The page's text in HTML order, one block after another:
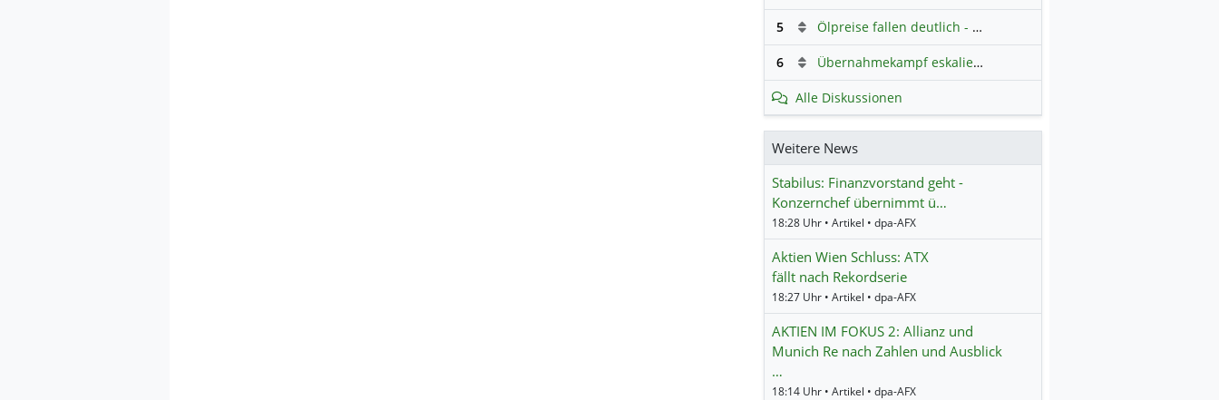
5 Ölpreise fallen deutlich - Fortschritte zwischen USA und Iran belasten
6 Übernahmekampf eskaliert: Wird die Commerzbank italienisch?
Alle Diskussionen
Weitere News
Stabilus: Finanzvorstand geht -
Konzernchef übernimmt ü…
18:28 Uhr • Artikel • dpa-AFX
Aktien Wien Schluss: ATX
fällt nach Rekordserie
18:27 Uhr • Artikel • dpa-AFX
AKTIEN IM FOKUS 2: Allianz und
Munich Re nach Zahlen und Ausblick
…
18:14 Uhr • Artikel • dpa-AFX